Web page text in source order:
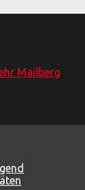
Mailberg